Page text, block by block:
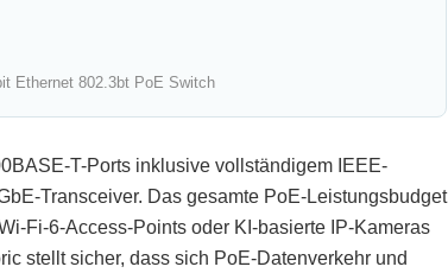
Ethernet 802.3bt PoE Switch
T-Ports inklusive vollständigem IEEE-
Transceiver. Das gesamte PoE-Leistungsbudget
Fi-6-Access-Points oder KI-basierte IP-Kameras
stellt sicher, dass sich PoE-Datenverkehr und